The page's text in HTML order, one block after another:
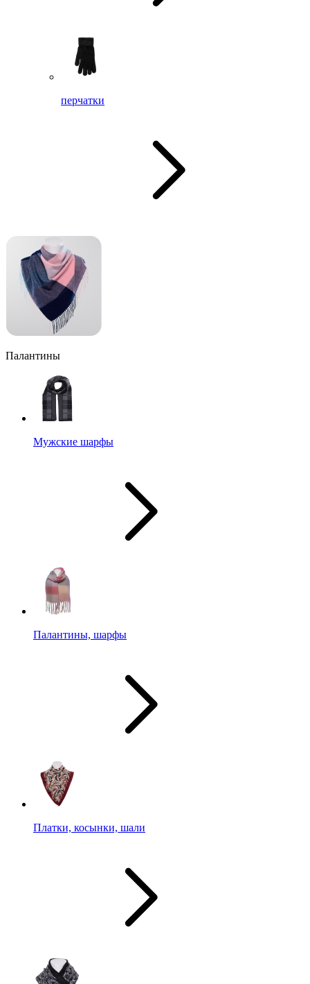
перчатки
Палантины
Мужские шарфы
Палантины, шарфы
Платки, косынки, шали